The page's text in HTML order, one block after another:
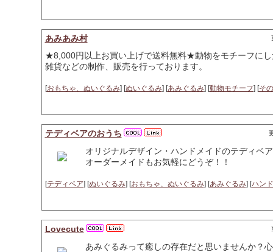
あみあみ村
★8,000円以上お買い上げで送料無料★動物をモチーフに
雑貨などの制作、販売を行っております。
[おもちゃ、ぬいぐるみ] [ぬいぐるみ] [あみぐるみ] [動物モチーフ] [そ
テディベアのおうち
オリジナルデザイン・ハンドメイドのテディベ
オーダーメイドもお気軽にどうぞ！！
[テディベア] [ぬいぐるみ] [おもちゃ、ぬいぐるみ] [あみぐるみ] [ハン
Lovecute
あみぐるみって癒しの存在だと思いませんか？